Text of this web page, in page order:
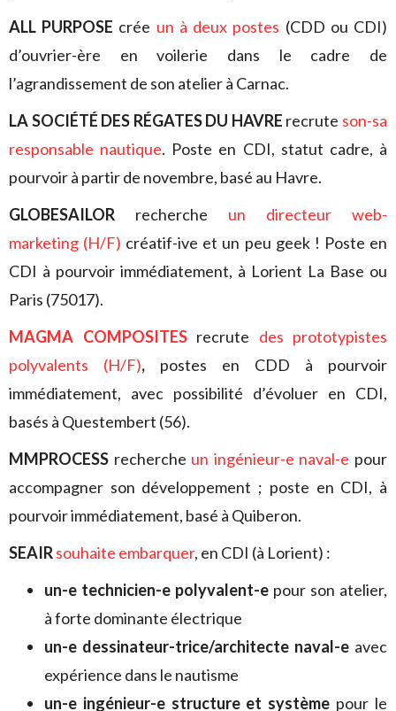
ALL PURPOSE crée un à deux postes (CDD ou CDI)
d’ouvrier-ère en voilerie dans le cadre de
l’agrandissement de son atelier à Carnac.
LA SOCIÉTÉ DES RÉGATES DU HAVRE recrute son-sa
responsable nautique. Poste en CDI, statut cadre, à
pourvoir à partir de novembre, basé au Havre.
GLOBESAILOR recherche un directeur web-
marketing (H/F) créatif-ive et un peu geek ! Poste en
CDI à pourvoir immédiatement, à Lorient La Base ou
Paris (75017).
MAGMA COMPOSITES recrute des prototypistes
polyvalents (H/F), postes en CDD à pourvoir
immédiatement, avec possibilité d’évoluer en CDI,
basés à Questembert (56).
MMPROCESS recherche un ingénieur-e naval-e pour
accompagner son développement ; poste en CDI, à
pourvoir immédiatement, basé à Quiberon.
SEAIRsouhaite embarquer, en CDI (à Lorient) :
un-e technicien-e polyvalent-e pour son atelier,
à forte dominante électrique
un-e dessinateur-trice/architecte naval-e avec
expérience dans le nautisme
un-e ingénieur-e structure et système pour le